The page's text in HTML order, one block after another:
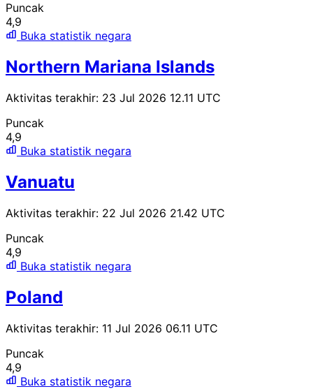
Puncak
4,9
Buka statistik negara
Northern Mariana Islands
Aktivitas terakhir: 23 Jul 2026 12.11 UTC
Puncak
4,9
Buka statistik negara
Vanuatu
Aktivitas terakhir: 22 Jul 2026 21.42 UTC
Puncak
4,9
Buka statistik negara
Poland
Aktivitas terakhir: 11 Jul 2026 06.11 UTC
Puncak
4,9
Buka statistik negara